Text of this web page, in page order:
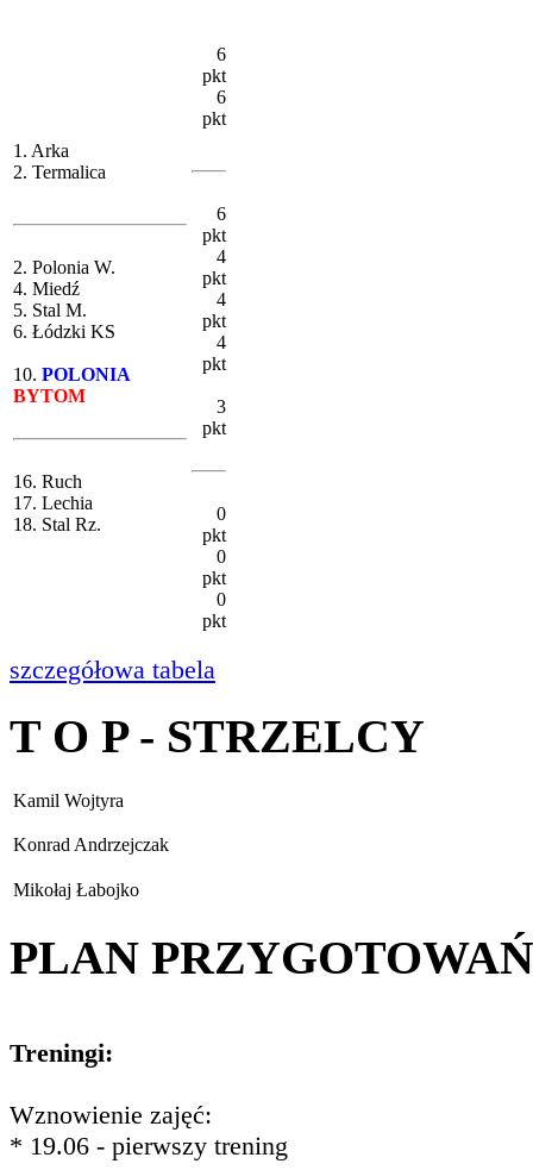
1. Arka
2. Termalica
2. Polonia W.
4. Miedź
5. Stal M.
6. Łódzki KS
10. POLONIA
BYTOM
16. Ruch
17. Lechia
18. Stal Rz.
6
pkt
6
pkt
6
pkt
4
pkt
4
pkt
4
pkt
3
pkt
0
pkt
0
pkt
0
pkt
szczegółowa tabela
T O P - STRZELCY
Kamil Wojtyra
Konrad Andrzejczak
Mikołaj Łabojko
PLAN PRZYGOTOWAŃ
Treningi:
Wznowienie zajęć:
* 19.06 - pierwszy trening